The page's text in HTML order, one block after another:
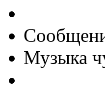
Музыка